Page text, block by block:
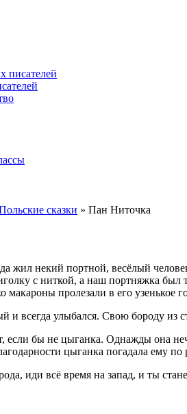
писателей
сказки » Пан Ниточка
жил некий портной, весёлый
с ниткой, а наш портняжка
макароны пролезали в его узенькое
всегда улыбался. Свою бороду из
если бы не цыганка. Однажды она
цыганка погадала ему по
иди всё время на запад, и ты